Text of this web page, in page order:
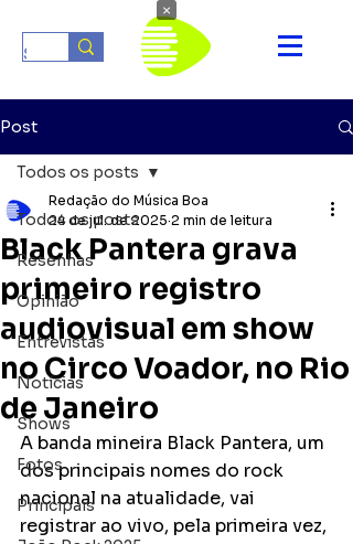
Post
Todos os posts
Resenhas
Opinião
Entrevistas
Notícias
Shows
Fotos
Principais
Todos os posts
Black Pantera grava
primeiro registro
audiovisual em show
no Circo Voador, no Rio
de Janeiro
Redação do Música Boa
24 de jul. de 2025 2 min de leitura
A banda mineira Black Pantera, um
dos principais nomes do rock
nacional na atualidade, vai
registrar ao vivo, pela primeira vez,
×